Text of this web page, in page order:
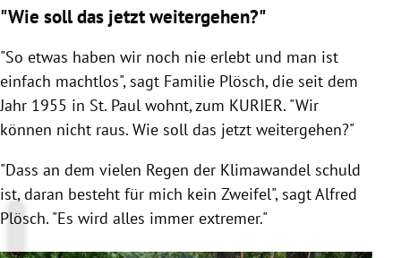
"Wie soll das jetzt weitergehen?"
"So etwas haben wir noch nie erlebt und man ist
einfach machtlos", sagt Familie Plösch, die seit dem
Jahr 1955 in St. Paul wohnt, zum KURIER. "Wir
können nicht raus. Wie soll das jetzt weitergehen?"
"Dass an dem vielen Regen der Klimawandel schuld
ist, daran besteht für mich kein Zweifel", sagt Alfred
Plösch. "Es wird alles immer extremer."